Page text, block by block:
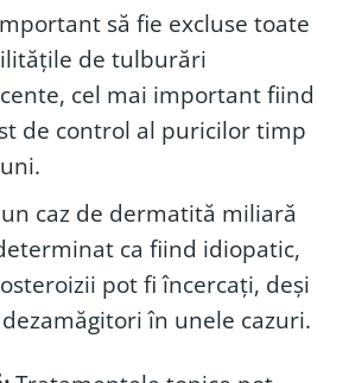
să fie excluse toate
de tulburări
cel mai important fiind
de control al puricilor timp
caz de dermatită miliară
ca fiind idiopatic,
pot fi încercați, deși
în unele cazuri.